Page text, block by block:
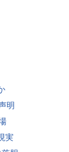
明
実